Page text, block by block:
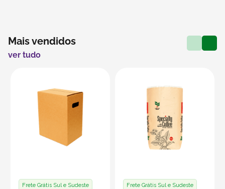
Frete Grátis Sul e Sudeste
Frete Grátis Sul e Sudeste
Mais vendidos
ver tudo